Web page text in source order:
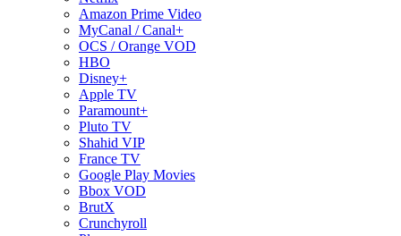
Amazon Prime Video
MyCanal / Canal+
OCS / Orange VOD
HBO
Disney+
Apple TV
Paramount+
Pluto TV
Shahid VIP
France TV
Google Play Movies
Bbox VOD
BrutX
Crunchyroll